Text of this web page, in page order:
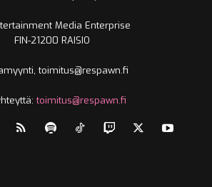
Media Enterprise
FIN-21200 RAISIO
toimitus@respawn.fi
toimitus@respawn.fi